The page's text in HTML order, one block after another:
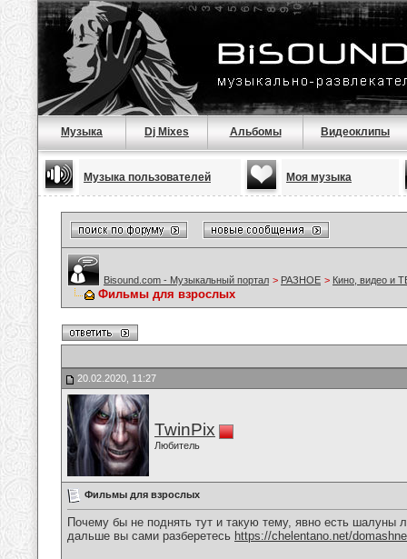
Музыка Dj Mixes Альбомы Видеоклипы
Музыка пользователей Моя музыка
Bisound.com - Музыкальный портал > РАЗНОЕ > Кино, видео и
Фильмы для взрослых
20.02.2020, 11:27
TwinPix
Любитель
Фильмы для взрослых
Почему бы не поднять тут и такую тему, явно есть шалуны
дальше вы сами разберетесь https://chelentano.net/